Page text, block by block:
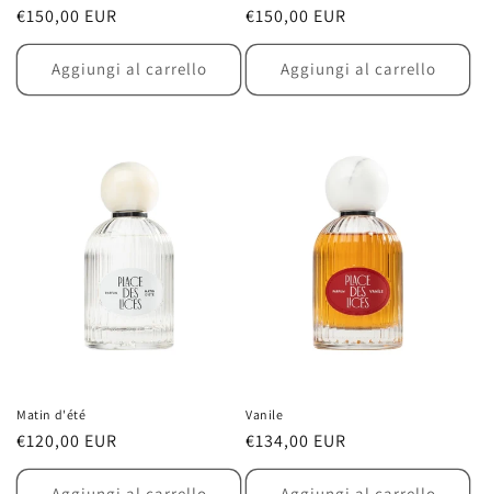
Prezzo
di
listino
€150,00 EUR
Aggiungi al carrello
Prezzo
di
listino
€150,00 EUR
Aggiungi al carrello
Matin d'été
Prezzo
di
€120,00 EUR
Vanile
Prezzo
di
€134,00 EUR